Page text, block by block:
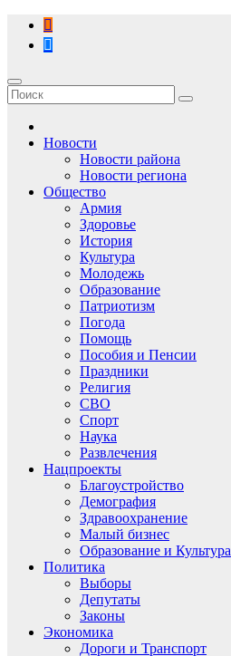
Перейти
содержимому
Новости
Новости района
Новости региона
Общество
Армия
Здоровье
История
Культура
Молодежь
Образование
Патриотизм
Погода
Помощь
Пособия и Пенсии
Праздники
Религия
СВО
Спорт
Наука
Развлечения
Нацпроекты
Благоустройство
Демография
Здравоохранение
Малый бизнес
Образование и Культура
Политика
Выборы
Депутаты
Законы
Экономика
Дороги и Транспорт